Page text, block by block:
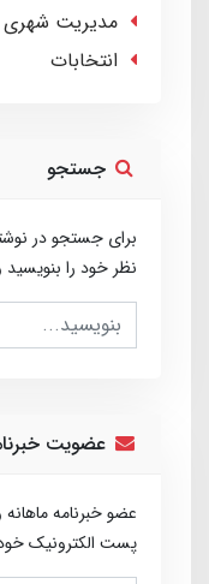
مدیریت شهری
انتخابات
جستجو
برای جستجو در
نظر خود را
عضویت
عضو خبرنامه
پست الکترونیک